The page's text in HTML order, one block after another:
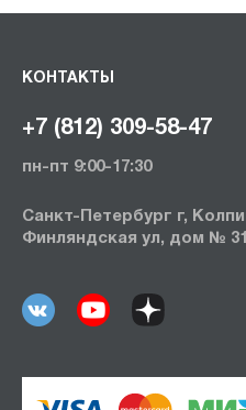
КОНТАКТЫ
+7 (812) 309-58-47
пн-пт 9:00-17:30
Санкт-Петербург г,
Финляндская ул, дом №